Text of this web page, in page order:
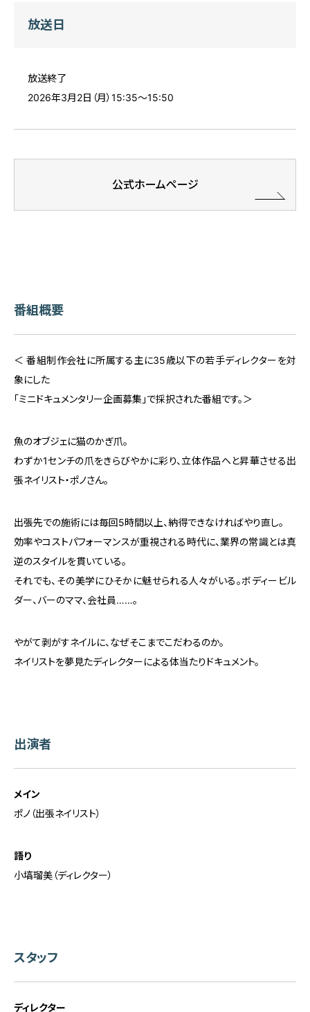
放送日
放送終了
2026年3月2日（月）15:35～15:50
公式ホームページ
番組概要
＜ 番組制作会社に所属する主に35歳以下の若手ディレクターを対
象にした
「ミニドキュメンタリー企画募集」で採択された番組です。＞
魚のオブジェに猫のかぎ爪。
わずか1センチの爪をきらびやかに彩り、立体作品へと昇華させる出
張ネイリスト・ポノさん。
出張先での施術には毎回5時間以上、納得できなければやり直し。
効率やコストパフォーマンスが重視される時代に、業界の常識とは真
逆のスタイルを貫いている。
それでも、その美学にひそかに魅せられる人々がいる。ボディービル
ダー、バーのママ、会社員……。
やがて剥がすネイルに、なぜそこまでこだわるのか。
ネイリストを夢見たディレクターによる体当たりドキュメント。
出演者
メイン
ポノ（出張ネイリスト）
語り
小塙瑠美（ディレクター）
スタッフ
ディレクター